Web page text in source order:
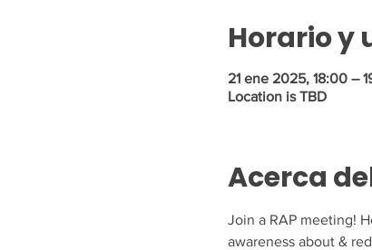
Horario y
21 ene 2025, 18:00 –
Location is TBD
Acerca
Join a RAP meeting!
awareness about &